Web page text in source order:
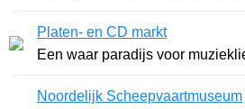
Platen- en CD markt
Een waar paradijs voor
Noordelijk Scheepvaartmuseum